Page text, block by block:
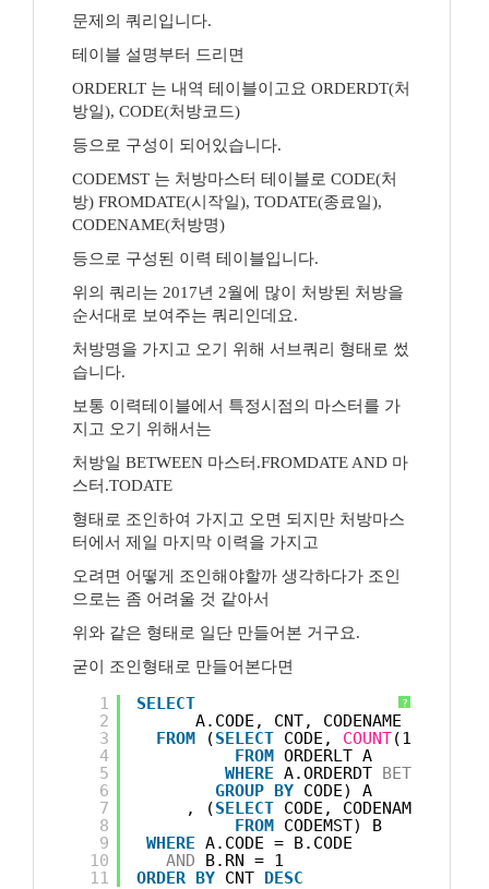
문제의 쿼리입니다.
테이블 설명부터 드리면
ORDERLT 는 내역 테이블이고요 ORDERDT(처
방일), CODE(처방코드)
등으로 구성이 되어있습니다.
CODEMST 는 처방마스터 테이블로 CODE(처
방) FROMDATE(시작일), TODATE(종료일),
CODENAME(처방명)
등으로 구성된 이력 테이블입니다.
위의 쿼리는 2017년 2월에 많이 처방된 처방을
순서대로 보여주는 쿼리인데요.
처방명을 가지고 오기 위해 서브쿼리 형태로 썼
습니다.
보통 이력테이블에서 특정시점의 마스터를 가
지고 오기 위해서는
처방일 BETWEEN 마스터.FROMDATE AND 마
스터.TODATE
형태로 조인하여 가지고 오면 되지만 처방마스
터에서 제일 마지막 이력을 가지고
오려면 어떻게 조인해야할까 생각하다가 조인
으로는 좀 어려울 것 같아서
위와 같은 형태로 일단 만들어본 거구요.
굳이 조인형태로 만들어본다면
?
1
2
3
4
5
6
7
8
9
10
11
SELECT
A.CODE, CNT, CODENAME
FROM
(SELECT CODE, COUNT(1) CNT
FROM ORDERLT A
WHERE A.ORDERDT BETWEEN
GROUP BY CODE) A
, (SELECT CODE, CODENAME,
FROM CODEMST) B
WHERE A.CODE = B.CODE
AND
B.RN = 1
ORDER BY CNT DESC